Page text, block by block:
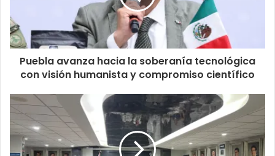
Puebla avanza hacia la soberanía tecnológica
con visión humanista y compromiso científico